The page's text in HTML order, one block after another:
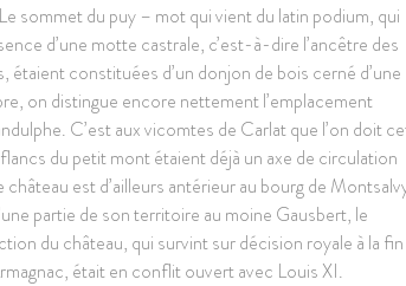
sommet du puy – mot qui vient du latin podium, qui
d’une motte castrale, c’est-à-dire l’ancêtre des
constituées d’un donjon de bois cerné d’une
on distingue encore nettement l’emplacement
C’est aux vicomtes de Carlat que l’on doit
du petit mont étaient déjà un axe de circulation
est d’ailleurs antérieur au bourg de
partie de son territoire au moine Gausbert, le
du château, qui survint sur décision royale à la
était en conflit ouvert avec Louis XI.